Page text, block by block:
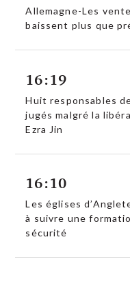
Allemagne-Les
baissent plus que
16:19
Huit responsables
jugés malgré la
Ezra Jin
16:10
Les églises
à suivre une
sécurité